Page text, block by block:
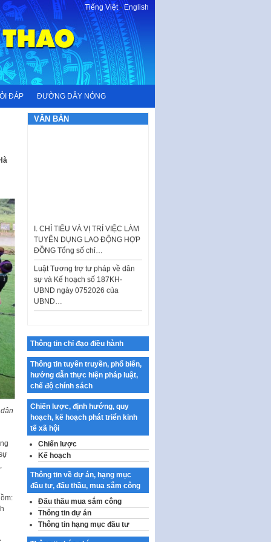
Tiếng Việt-English
ĐÁP ĐƯỜNG DÂY NÓNG
VĂN BẢN
TUYỂN DỤNG LAO ĐỘNG HỢP
ĐỒNG Tổng số chỉ…
Luật Tương trợ tư pháp về dân
sự và Kế hoạch số 187KH-
UBND ngày 0752026 của
UBND…
Ban hành Danh mục vị trí khai
thác quảng cáo trên địa bàn
Kế hoạch Tổ chức Cuộc thi
chính luận về bảo vệ nền tảng tư
tưởng của Đảng…
Công bố công khai dự toán kinh
phí xây dựng pháp luật, hoàn
thiện thể chế, chính…
Quy định về nghiên cứu, ứng
dụng khoa học, công nghệ, đổi
mới sáng tạo và chuyển…
Quy định chi tiết và hướng dẫn
thi hành một số điều của Luật Lý
lịch tư…
Sửa đổi, bổ sung một số nội
dung tại Nghị quyết số 30/NQ-
CP ngày 24 tháng 02…
Thông tin chỉ đạo điều hành
Thông tin tuyên truyền, phổ biến,
hướng dẫn thực hiện pháp luật,
chế độ chính sách
Chiến lược, định hướng, quy
hoạch, kế hoạch phát triển kinh
tế xã hội
Chiến lược
Kế hoạch
Thông tin về dự án, hạng mục
đầu tư, đấu thầu, mua sắm công
Đấu thầu mua sắm công
Thông tin dự án
Thông tin hạng mục đầu tư